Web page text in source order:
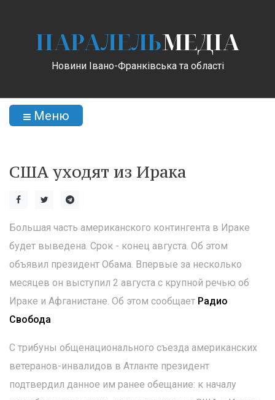
ПАРАЛЕЛЬМЕДІА
Новини Івано-Франківська та області
Меню
США уходят из Ирака
Большая часть американского контингента в Ираке
будет выведена. Срок - конец августа. Об этом
объявил президент Обама. Впервые за несколько
месяцев он выступил 2 августа с крупной речью об
Ираке и Афганистане. Об этом сообщает Радио
Свобода
С трибуны общенационального съезда американских
ветеранов-инвалидов в Атланте президент
подтвердил данное им ранее обещание: к началу